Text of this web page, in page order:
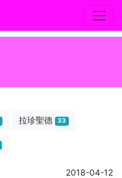
拉珍聖德 33
2018-04-12